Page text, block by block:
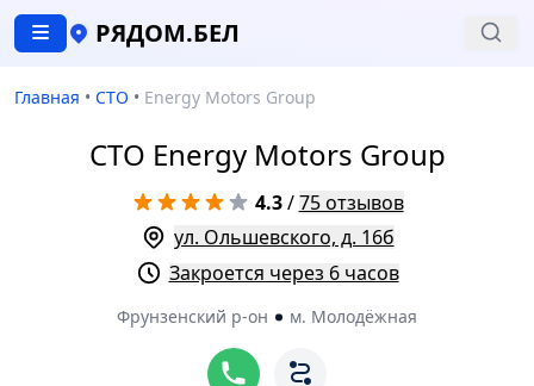
РЯДОМ.БЕЛ
Главная • СТО • Energy Motors Group
СТО Energy Motors Group
4.3/75 отзывов
ул. Ольшевского, д. 16б
Закроется через 6 часов
Фрунзенский р-он м. Молодёжная